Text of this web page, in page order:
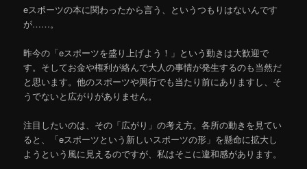
eスポーツの本に関わったから言う、というつもりはないんです
が……。
昨今の「eスポーツを盛り上げよう！」という動きは大歓迎で
す。そしてお金や権利が絡んで大人の事情が発生するのも当然だ
と思います。他のスポーツや興行でも当たり前にありますし、そ
うでないと広がりがありません。
注目したいのは、その「広がり」の考え方。各所の動きを見てい
ると、「eスポーツという新しいスポーツの形」を懸命に拡大し
ようという風に見えるのですが、私はそこに違和感があります。